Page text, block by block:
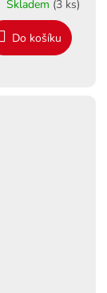
Skladem (3 ks)
Do košíku